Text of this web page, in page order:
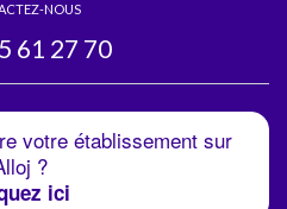
NOUS
61 27 70
votre établissement sur
?
ici